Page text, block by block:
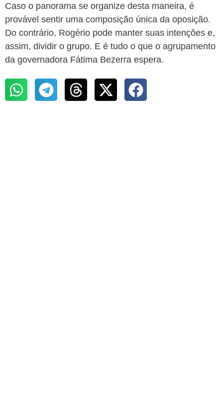
Caso o panorama se organize desta maneira, é
provável sentir uma composição única da oposição.
Do contrário, Rogério pode manter suas intenções e,
assim, dividir o grupo. E é tudo o que o agrupamento
da governadora Fátima Bezerra espera.